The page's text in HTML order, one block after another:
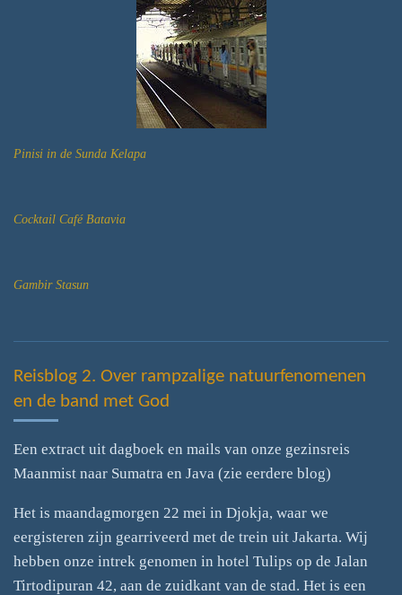
Pinisi in de Sunda Kelapa
Cocktail Café Batavia
Gambir Stasun
Reisblog 2. Over rampzalige natuurfenomenen
en de band met God
Een extract uit dagboek en mails van onze gezinsreis
Maanmist naar Sumatra en Java (zie eerdere blog)
Het is maandagmorgen 22 mei in Djokja, waar we
eergisteren zijn gearriveerd met de trein uit Jakarta. Wij
hebben onze intrek genomen in hotel Tulips op de Jalan
Tirtodipuran 42, aan de zuidkant van de stad. Het is een